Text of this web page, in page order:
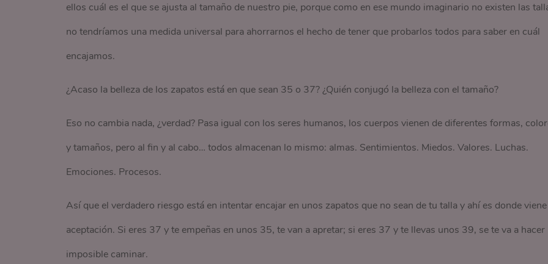
ellos cuál es el que se ajusta al tamaño de nuestro pie, porque como en ese mundo imaginario no existen las
no tendríamos una medida universal para ahorrarnos el hecho de tener que probarlos todos para saber en cuál
encajamos.
¿Acaso la belleza de los zapatos está en que sean 35 o 37? ¿Quién conjugó la belleza con el tamaño?
Eso no cambia nada, ¿verdad? Pasa igual con los seres humanos, los cuerpos vienen de diferentes formas,
y tamaños, pero al fin y al cabo… todos almacenan lo mismo: almas. Sentimientos. Miedos. Valores. Luchas.
Emociones. Procesos.
Así que el verdadero riesgo está en intentar encajar en unos zapatos que no sean de tu talla y ahí es donde
aceptación. Si eres 37 y te empeñas en unos 35, te van a apretar; si eres 37 y te llevas unos 39, se te va a hacer
imposible caminar.